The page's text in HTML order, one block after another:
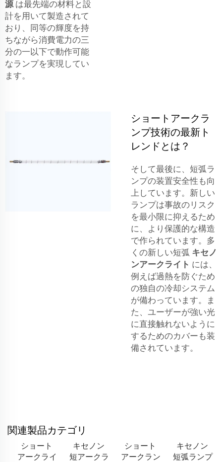
源 は最先端の材料と設
計を用いて製造されて
おり、同等の輝度を持
ちながら消費電力の三
分の一以下で動作可能
なランプを実現してい
ます。
ショートアークラ
ンプ技術の最新ト
レンドとは？
そして最後に、短弧ラ
ンプの装置安全性も向
上しています。新しい
ランプは事故のリスク
を最小限に抑えるため
に、より保護的な構造
で作られています。多
くの新しい短弧 キセノ
ンアークライト には、
例えば過熱を防ぐため
の独自の冷却システム
が備わっています。ま
た、ユーザーが強い光
に直接触れないように
するためのカバーも装
備されています。
関連製品カテゴリ
ショート
アークライ
キセノン
短アークラ
ショート
アークラン
キセノン
短弧ランプ